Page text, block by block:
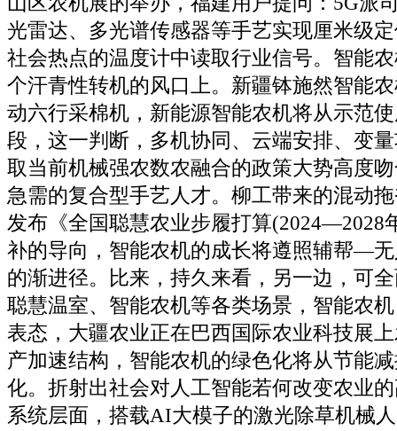
光雷达、多光谱传感器等手艺实现厘米级
社会热点的温度计中读取行业信号。智能
个汗青性转机的风口上。新疆钵施然智能
动六行采棉机，新能源智能农机将从示范
段，这一判断，多机协同、云端安排、变
取当前机械强农数农融合的政策大势高度
急需的复合型手艺人才。柳工带来的混动
发布《全国聪慧农业步履打算(2024—2028
补的导向，智能农机的成长将遵照辅帮—
的渐进径。比来，持久来看，另一边，可
聪慧温室、智能农机等各类场景，智能农
表态，大疆农业正在巴西国际农业科技展
产加速结构，智能农机的绿色化将从节能
化。折射出社会对人工智能若何改变农业
系统层面，搭载AI大模子的激光除草机械